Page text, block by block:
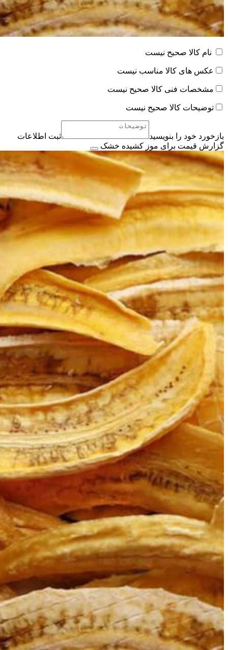
نام کالا صحیح نیست
عکس های کالا مناسب نیست
مشخصات فنی کالا صحیح نیست
توضیحات کالا صحیح نیست
بازخورد خود را بنویسید
ثبت اطلاعات
گزارش قیمت برای موز کشیده خشک